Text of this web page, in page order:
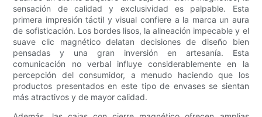
sensación de calidad y exclusividad es palpable. Esta
primera impresión táctil y visual confiere a la marca un aura
de sofisticación. Los bordes lisos, la alineación impecable y el
suave clic magnético delatan decisiones de diseño bien
pensadas y una gran inversión en artesanía. Esta
comunicación no verbal influye considerablemente en la
percepción del consumidor, a menudo haciendo que los
productos presentados en este tipo de envases se sientan
más atractivos y de mayor calidad.